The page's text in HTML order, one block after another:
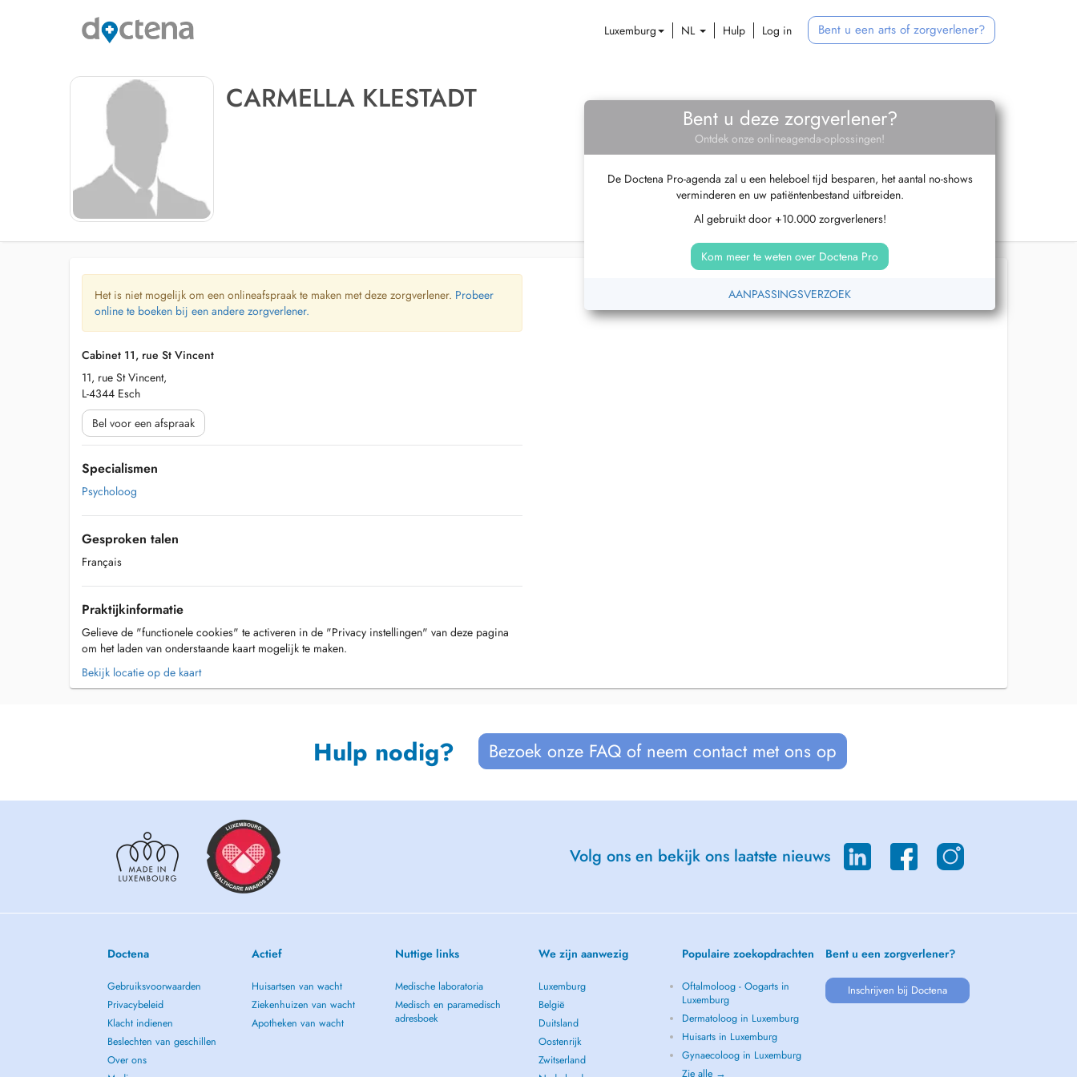
Luxemburg NL Hulp Log in Bent u een arts of zorgverlener?
CARMELLA KLESTADT
Bent u deze zorgverlener?
Ontdek onze onlineagenda-oplossingen!
De Doctena Pro-agenda zal u een heleboel tijd besparen, het aantal no-shows
verminderen en uw patiëntenbestand uitbreiden.
Al gebruikt door +10.000 zorgverleners!
Kom meer te weten over Doctena Pro
AANPASSINGSVERZOEK
Het is niet mogelijk om een onlineafspraak te maken met deze zorgverlener. Probeer
online te boeken bij een andere zorgverlener.
Cabinet 11, rue St Vincent
11, rue St Vincent,
L-4344 Esch
Bel voor een afspraak
Specialismen
Psycholoog
Gesproken talen
Français
Praktijkinformatie
Gelieve de "functionele cookies" te activeren in de "Privacy instellingen" van deze pagina
om het laden van onderstaande kaart mogelijk te maken.
Bekijk locatie op de kaart
Hulp nodig? Bezoek onze FAQ of neem contact met ons op
Volg ons en bekijk ons laatste nieuws
Doctena
Gebruiksvoorwaarden
Privacybeleid
Klacht indienen
Beslechten van geschillen
Over ons
Actief
Huisartsen van wacht
Ziekenhuizen van wacht
Apotheken van wacht
Nuttige links
Medische laboratoria
Medisch en paramedisch
adresboek
We zijn aanwezig
Luxemburg
België
Duitsland
Oostenrijk
Zwitserland
Populaire zoekopdrachten
Oftalmoloog - Oogarts in
Luxemburg
Dermatoloog in Luxemburg
Huisarts in Luxemburg
Gynaecoloog in Luxemburg
Zie alle →
Bent u een zorgverlener?
Inschrijven bij Doctena